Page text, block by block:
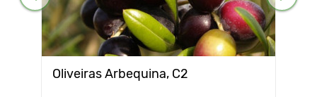
Oliveiras Arbequina, С2